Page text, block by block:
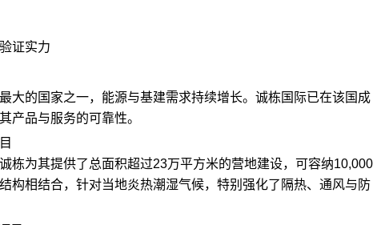
证实力
大的国家之一，能源与基建需求持续增长。诚栋国际已在该国成
产品与服务的可靠性。
栋为其提供了总面积超过23万平方米的营地建设，可容纳10,000
构相结合，针对当地炎热潮湿气候，特别强化了隔热、通风与防